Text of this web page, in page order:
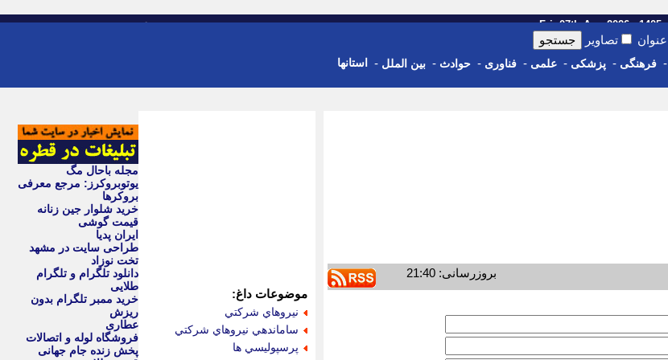
ورود-عضویت
عنوان تصاویر
- فرهنگی - پزشکی - علمی - فناوری - حوادث - بین الملل - استانها
بروزرسانی: 21:40
موضوعات داغ:
نيروهاي شركتي
ساماندهي نيروهاي شركتي
پرسپوليسي ها
مجله باحال مگ
یوتوبروکرز: مرجع معرفی
بروکرها
خرید شلوار جین زنانه
قیمت گوشی
ایران پدیا
طراحی سایت در مشهد
تخت نوزاد
دانلود تلگرام و تلگرام
طلایی
خرید ممبر تلگرام بدون
ریزش
عطاری
فروشگاه لوله و اتصالات
پخش زنده جام جهانی